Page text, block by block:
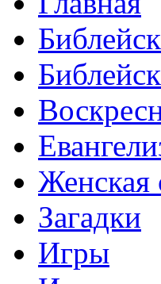
Женская
Загадки
Игры